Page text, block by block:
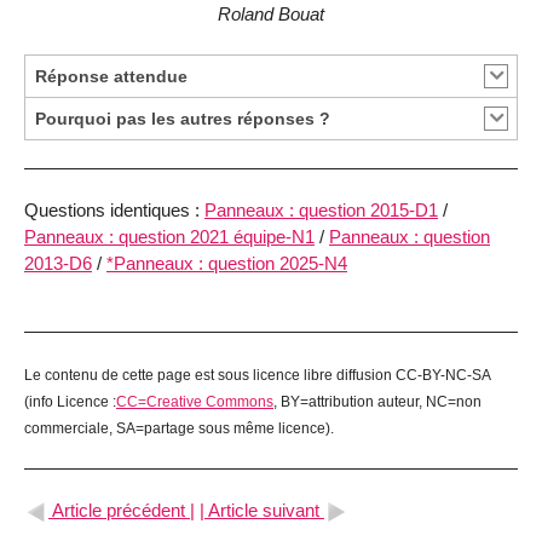
Roland Bouat
Réponse attendue
Pourquoi pas les autres réponses ?
Questions identiques : Panneaux : question 2015-D1 /
Panneaux : question 2021 équipe-N1 / Panneaux : question
2013-D6 / *Panneaux : question 2025-N4
Le contenu de cette page est sous licence libre diffusion CC-BY-NC-SA
(info Licence :CC=Creative Commons, BY=attribution auteur, NC=non
commerciale, SA=partage sous même licence).
Article précédent | | Article suivant